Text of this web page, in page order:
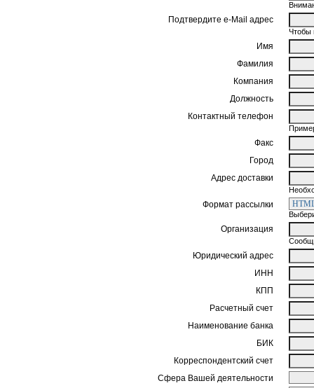
Подтвердите e-Mail адрес
Чтобы
Имя
Фамилия
Компания
Должность
Контактный телефон
Факс
Город
Адрес доставки
Формат рассылки
Организация
Юридический адрес
ИНН
КПП
Расчетный счет
Наименование банка
БИК
Корреспондентский счет
Сфера Вашей деятельности